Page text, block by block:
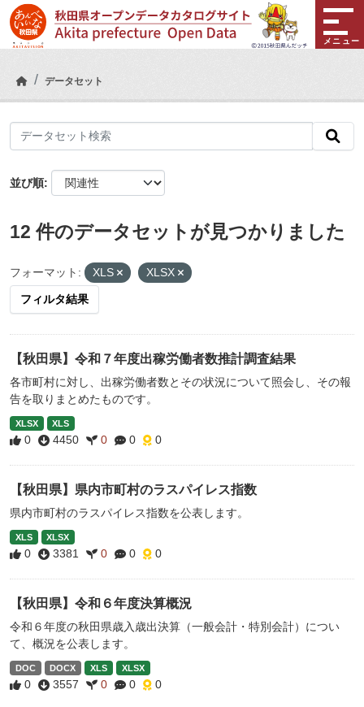
Skip to main content
メニュー
データセット
並び順
12 件のデータセットが見つかりました
フォーマット: XLS XLSX
フィルタ結果
【秋田県】令和７年度出稼労働者数推計調査結果
各市町村に対し、出稼労働者数とその状況について照会し、その報
告を取りまとめたものです。
XLSX XLS
0 4450 0 0 0
【秋田県】県内市町村のラスパイレス指数
県内市町村のラスパイレス指数を公表します。
XLS XLSX
0 3381 0 0 0
【秋田県】令和６年度決算概況
令和６年度の秋田県歳入歳出決算（一般会計・特別会計）につい
て、概況を公表します。
DOC DOCX XLS XLSX
0 3557 0 0 0